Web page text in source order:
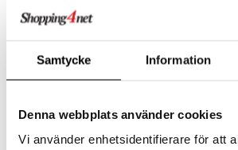
Samtycke Information
Denna webbplats använder cookies
Vi använder enhetsidentifierare för att
auringonlaskun jälkeen.
Pohjatuoksut: Myski, ambra, tammisammal
Tuotenumero